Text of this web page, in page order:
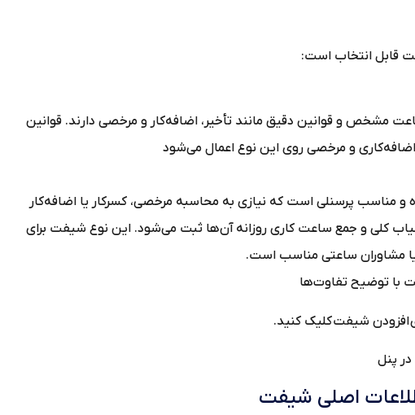
قابل انتخاب است:
مشخص و قوانین دقیق مانند تأخیر، اضافه‌کار و مرخصی دارند. قوانین
و مرخصی روی این نوع اعمال می‌شود
پرسنلی است که نیازی به محاسبه مرخصی، کسرکار یا اضافه‌کار
کلی و جمع ساعت کاری روزانه آن‌ها ثبت می‌شود. این نوع شیفت برای
یا مشاوران ساعتی مناسب است.
با توضیح تفاوت‌ها
افزودن شیفت کلیک کنید.
پنل
اصلی شیفت